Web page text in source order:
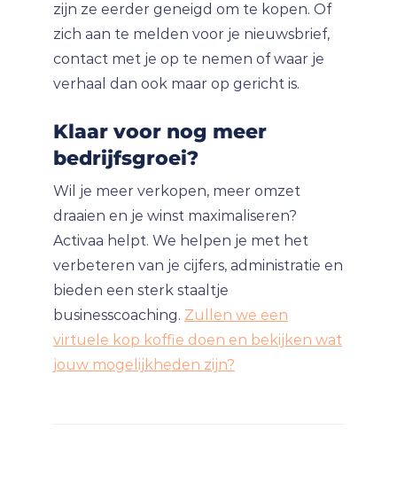
zijn ze eerder geneigd om te kopen. Of
zich aan te melden voor je nieuwsbrief,
contact met je op te nemen of waar je
verhaal dan ook maar op gericht is.
Klaar voor nog meer
bedrijfsgroei?
Wil je meer verkopen, meer omzet
draaien en je winst maximaliseren?
Activaa helpt. We helpen je met het
verbeteren van je cijfers, administratie en
bieden een sterk staaltje
businesscoaching. Zullen we een
virtuele kop koffie doen en bekijken wat
jouw mogelijkheden zijn?